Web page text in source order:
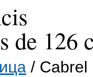
de 126
/ Cabrel